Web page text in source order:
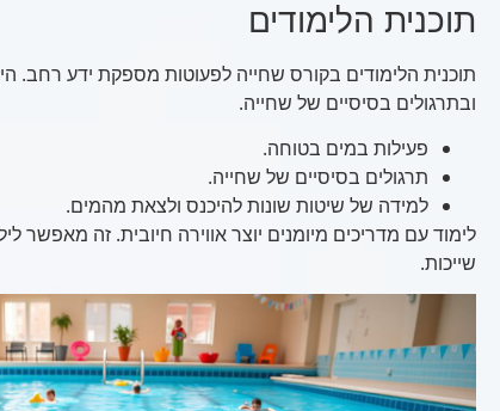
תוכנית הלימודים
תוכנית הלימודים בקורס שחייה לפעוטות מספקת ידע
ובתרגולים בסיסיים של שחייה.
פעילות במים בטוחה.
תרגולים בסיסיים של שחייה.
למידה של שיטות שונות להיכנס ולצאת מהמים.
לימוד עם מדריכים מיומנים יוצר אווירה חיובית. זה מאפשר
שייכות.